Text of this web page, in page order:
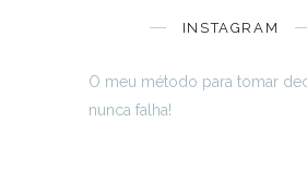
INSTAGRAM
O meu método para tomar
nunca falha!